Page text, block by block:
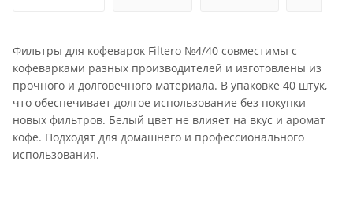
Фильтры для кофеварок Filtero №4/40 совместимы с
кофеварками разных производителей и изготовлены из
прочного и долговечного материала. В упаковке 40 штук,
что обеспечивает долгое использование без покупки
новых фильтров. Белый цвет не влияет на вкус и аромат
кофе. Подходят для домашнего и профессионального
использования.